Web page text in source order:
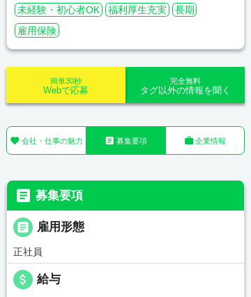
未経験・初心者OK
福利厚生充実
長期
雇用保険
完全無料
タグ以外の情報を聞く
簡単30秒
Webで応募
 会社・仕事の魅力  募集要項 企業情報
 募集要項
 雇用形態
正社員
attach_money 給与